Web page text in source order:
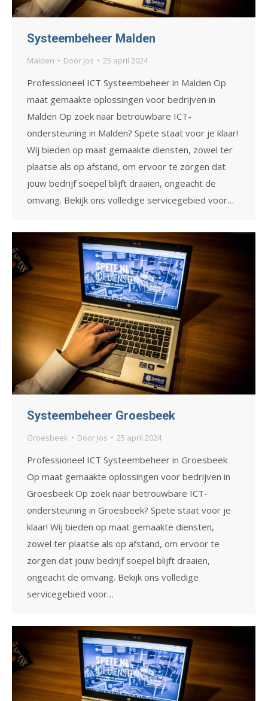
Systeembeheer Malden
Malden Door Jos 25 april 2024
Professioneel ICT Systeembeheer in Malden Op
maat gemaakte oplossingen voor bedrijven in
Malden Op zoek naar betrouwbare ICT-
ondersteuning in Malden? Spete staat voor je klaar!
Wij bieden op maat gemaakte diensten, zowel ter
plaatse als op afstand, om ervoor te zorgen dat
jouw bedrijf soepel blijft draaien, ongeacht de
omvang. Bekijk ons volledige servicegebied voor…
Systeembeheer Groesbeek
Groesbeek Door Jos 25 april 2024
Professioneel ICT Systeembeheer in Groesbeek
Op maat gemaakte oplossingen voor bedrijven in
Groesbeek Op zoek naar betrouwbare ICT-
ondersteuning in Groesbeek? Spete staat voor je
klaar! Wij bieden op maat gemaakte diensten,
zowel ter plaatse als op afstand, om ervoor te
zorgen dat jouw bedrijf soepel blijft draaien,
ongeacht de omvang. Bekijk ons volledige
servicegebied voor…